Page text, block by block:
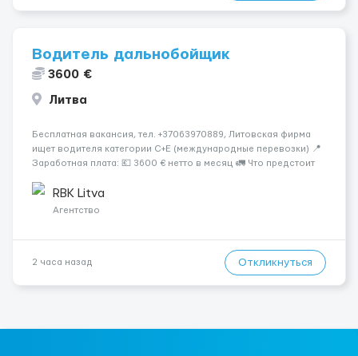
Водитель дальнобойщик
3600 €
Литва
Бесплатная вакансия, тел. +37063970889, Литовская фирма
ищет водителя категории C+E (международные перевозки) 📍
Заработная плата: 💶 3600 € нетто в месяц 🚛 Что предстоит
рефрижераторах. В среднем 400–500 км в день. Погрузки и
разгрузки ...
RBK Litva
Агентство
2 часа назад Откликнуться